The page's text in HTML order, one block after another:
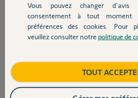
Devis avec un pro
Contact
Réponses
Vous pouvez changer
consentement à tout
préférences des cookies. Pour
veuillez consulter notre politique de
TOUT